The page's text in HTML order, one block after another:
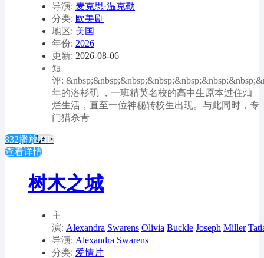
导演: 麦克思·温克勒
分类: 欧美剧
地区: 美国
年份: 2026
更新: 2026-08-06
短
评:
年的洛杉矶 ，一班精英名校的高中生原本过住灿
烂生活，直至一位神秘转校生出现。与此同时，专
门猎杀青
832播放 HD
查看详情
树木之城
主
演: Alexandra Swarens Olivia Buckle Joseph Miller
导演: Alexandra Swarens
分类: 爱情片